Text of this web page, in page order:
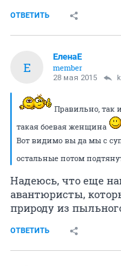
ОТВЕТИТЬ
Е
ЕленаЕ
member
28 мая 2015
Правильно, так
такая боевая женщина
Вот видимо вы да мы с
остальные потом
Надеюсь, что еще
авантюристы,
природу из
ОТВЕТИТЬ